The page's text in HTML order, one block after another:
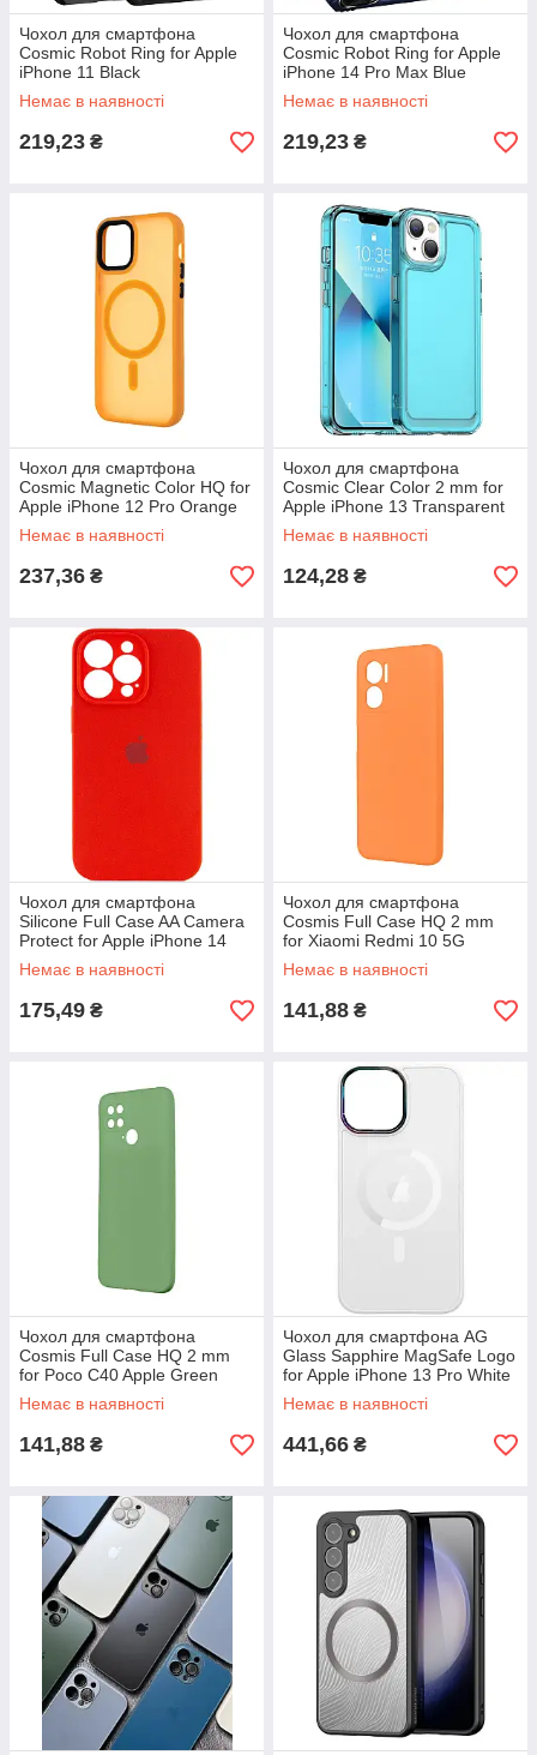
Чохол для смартфона
Cosmic Robot Ring for Apple
iPhone 11 Black
Немає в наявності
219,23 ₴
Чохол для смартфона
Cosmic Robot Ring for Apple
iPhone 14 Pro Max Blue
Немає в наявності
219,23 ₴
Чохол для смартфона
Cosmic Magnetic Color HQ for
Apple iPhone 12 Pro Orange
Немає в наявності
237,36 ₴
Чохол для смартфона
Cosmic Clear Color 2 mm for
Apple iPhone 13 Transparent
Blue
Немає в наявності
124,28 ₴
Чохол для смартфона
Silicone Full Case AA Camera
Protect for Apple iPhone 14
Pro Max 11, Red
Немає в наявності
175,49 ₴
Чохол для смартфона
Cosmis Full Case HQ 2 mm
for Xiaomi Redmi 10 5G
Orange Red
Немає в наявності
141,88 ₴
Чохол для смартфона
Cosmis Full Case HQ 2 mm
for Poco C40 Apple Green
Немає в наявності
141,88 ₴
Чохол для смартфона AG
Glass Sapphire MagSafe Logo
for Apple iPhone 13 Pro White
Немає в наявності
441,66 ₴